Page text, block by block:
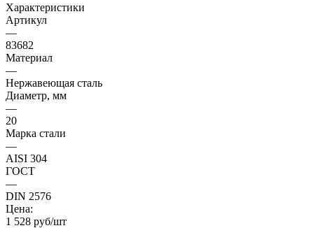
Характеристики
Артикул
—
83682
Материал
—
Нержавеющая сталь
Диаметр, мм
—
20
Марка стали
—
AISI 304
ГОСТ
—
DIN 2576
Цена:
1 528 руб/шт